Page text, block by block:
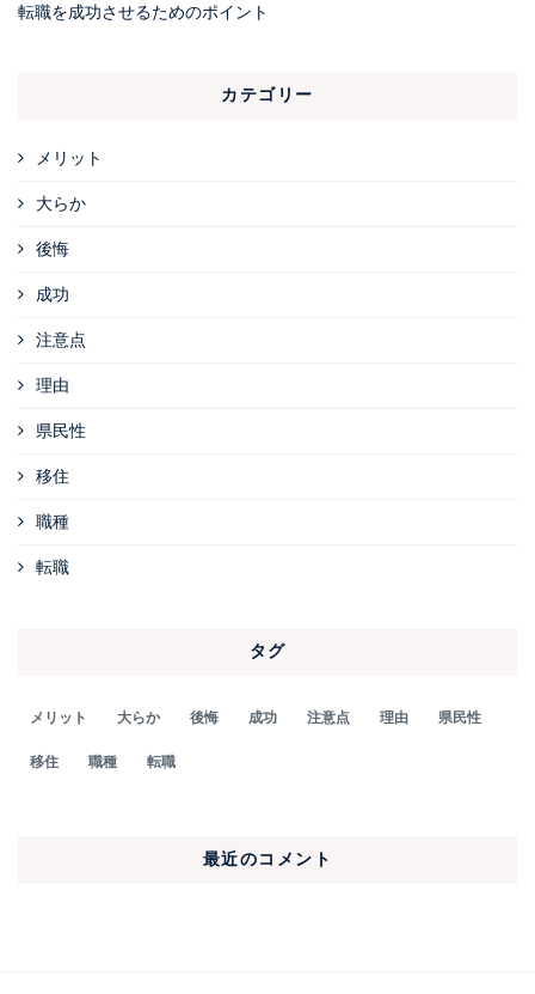
転職を成功させるためのポイント
カテゴリー
メリット
大らか
後悔
成功
注意点
理由
県民性
移住
職種
転職
タグ
メリット 大らか 後悔 成功 注意点 理由 県民性
移住 職種 転職
最近のコメント